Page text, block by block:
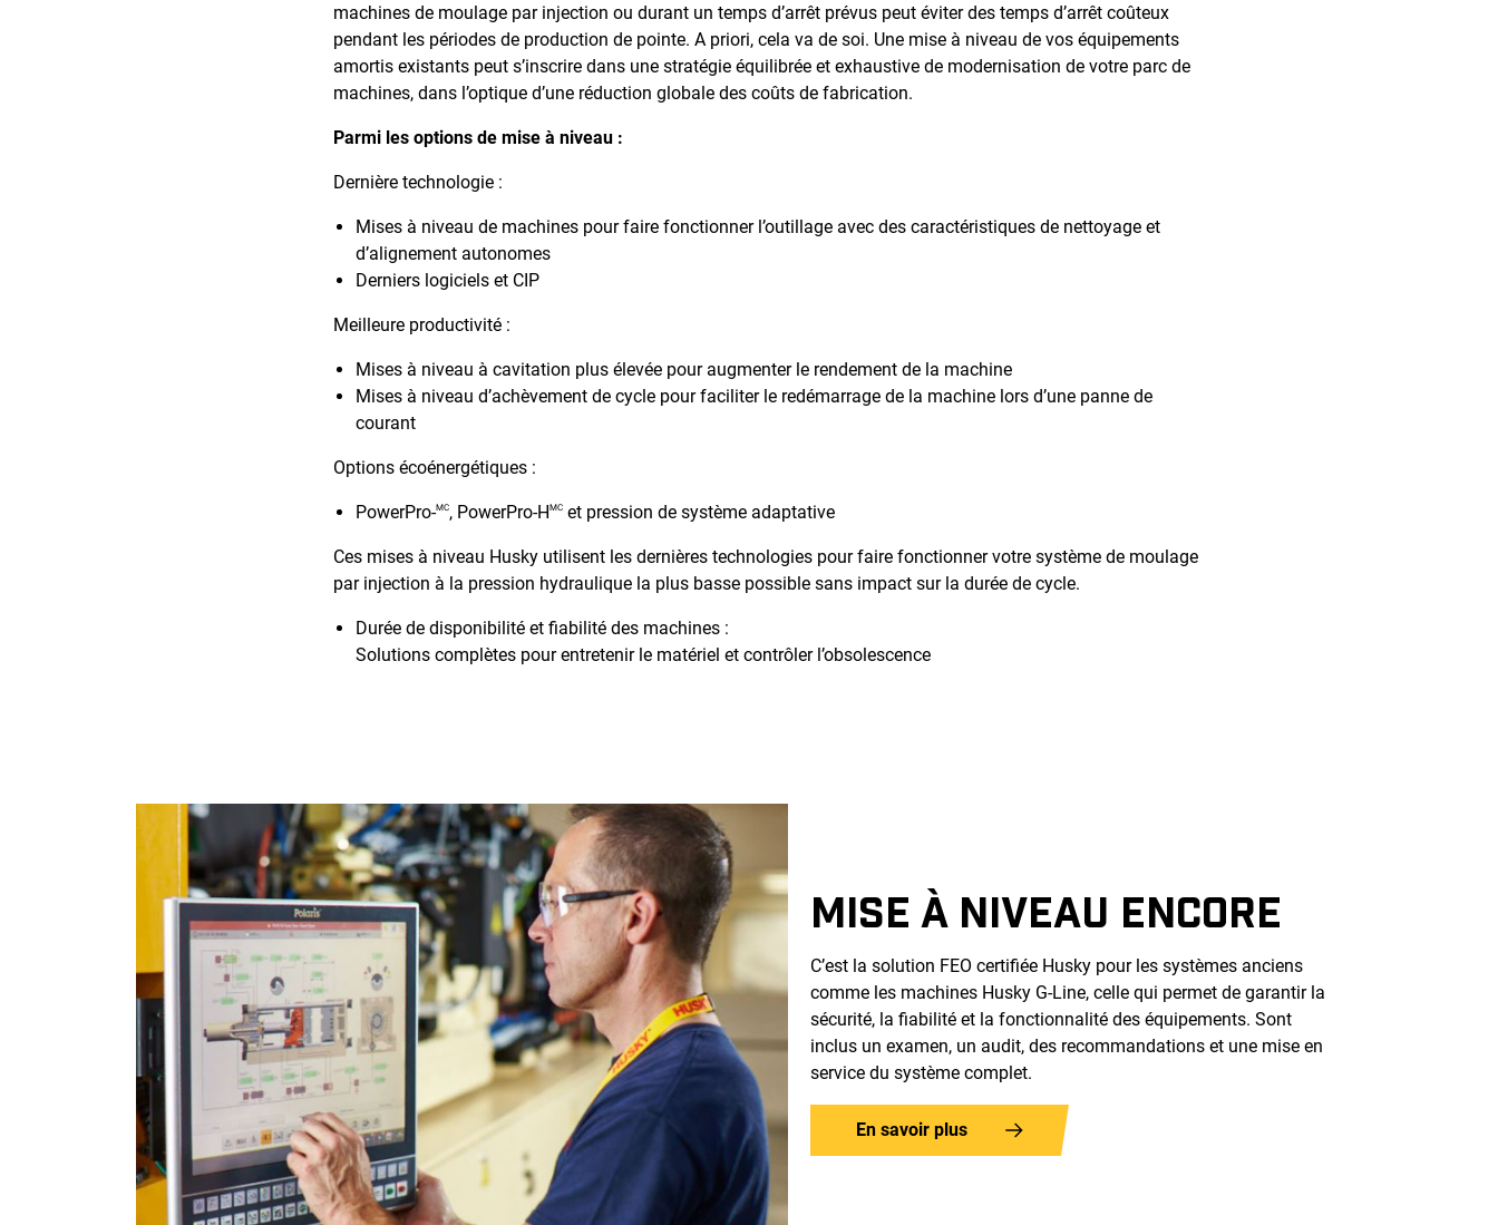
machines de moulage par injection ou durant un temps d’arrêt prévus peut éviter des temps d’arrêt coûteux
pendant les périodes de production de pointe. A priori, cela va de soi. Une mise à niveau de vos équipements
amortis existants peut s’inscrire dans une stratégie équilibrée et exhaustive de modernisation de votre parc de
machines, dans l’optique d’une réduction globale des coûts de fabrication.
Parmi les options de mise à niveau :
Dernière technologie :
Mises à niveau de machines pour faire fonctionner l’outillage avec des caractéristiques de nettoyage et
d’alignement autonomes
Derniers logiciels et CIP
Meilleure productivité :
Mises à niveau à cavitation plus élevée pour augmenter le rendement de la machine
Mises à niveau d’achèvement de cycle pour faciliter le redémarrage de la machine lors d’une panne de
courant
Options écoénergétiques :
PowerPro-MC, PowerPro-HMCet pression de système adaptative
Ces mises à niveau Husky utilisent les dernières technologies pour faire fonctionner votre système de moulage
par injection à la pression hydraulique la plus basse possible sans impact sur la durée de cycle.
Durée de disponibilité et fiabilité des machines :
Solutions complètes pour entretenir le matériel et contrôler l’obsolescence
MISE À NIVEAU ENCORE
C’est la solution FEO certifiée Husky pour les systèmes anciens
comme les machines Husky G-Line, celle qui permet de garantir la
sécurité, la fiabilité et la fonctionnalité des équipements. Sont
inclus un examen, un audit, des recommandations et une mise en
service du système complet.
En savoir plus